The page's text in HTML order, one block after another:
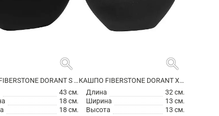
search
КАШПО FIBERSTONE DORANT S MATT BLACK
43 см.
18 см.
18 см.
search
КАШПО FIBERSTONE DORANT XS MATT BLACK
Длина
32 см.
Ширина
13 см.
Высота
13 см.